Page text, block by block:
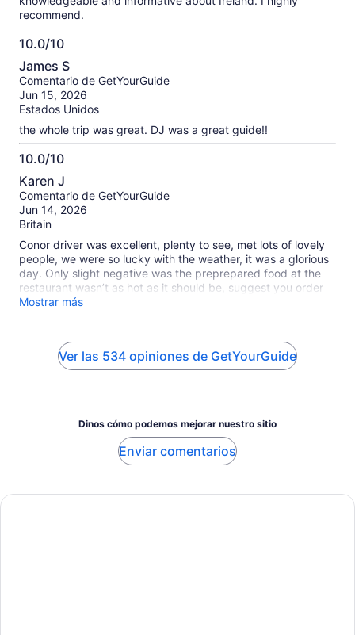
recommend.
10.0/10
10.0
de
10
James S
Comentario de GetYourGuide
Jun 15, 2026
Estados Unidos
the whole trip was great. DJ was a great guide!!
10.0/10
10.0
de
10
Karen J
Comentario de GetYourGuide
Jun 14, 2026
Britain
Conor driver was excellent, plenty to see, met lots of lovely
people, we were so lucky with the weather, it was a glorious
day. Only slight negative was the preprepared food at the
restaurant wasn’t as hot as it should be, suggest you order
something from the other menu and have a little wait, others
did and it came very quickly. Otherwise highly recommend
worth doing too.
Mostrar más
Ver las 534 opiniones de GetYourGuide
Dinos cómo podemos mejorar nuestro sitio
Enviar comentarios